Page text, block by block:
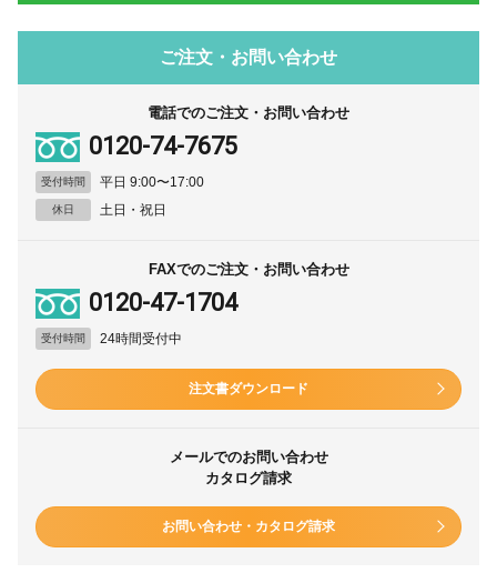
ご注文・お問い合わせ
電話でのご注文・お問い合わせ
0120-74-7675
受付時間 平日 9:00〜17:00
休日 土日・祝日
FAXでのご注文・お問い合わせ
0120-47-1704
受付時間 24時間受付中
注文書ダウンロード
メールでのお問い合わせ
カタログ請求
お問い合わせ・カタログ請求